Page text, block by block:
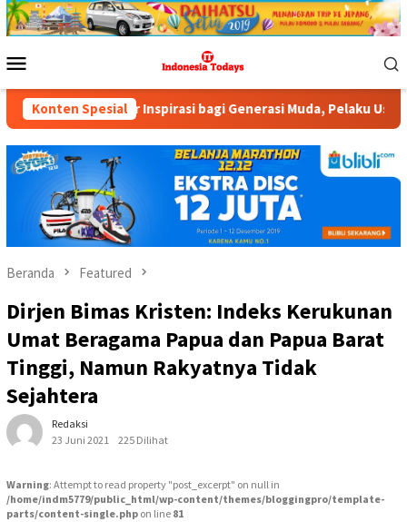
Loncat
ke
Mobile
Konten Spesial
Inspirasi bagi Generasi Muda, Pelaku Usaha,
Beranda Featured
Dirjen Bimas Kristen: Indeks Kerukunan
Umat Beragama Papua dan Papua Barat
Tinggi, Namun Rakyatnya Tidak
Sejahtera
Redaksi
23 Juni 2021
225 Dilihat
Warning: Attempt to read property "post_excerpt" on null in
/home/indm5779/public_html/wp-content/themes/bloggingpro/template-
parts/content-single.php on line 81